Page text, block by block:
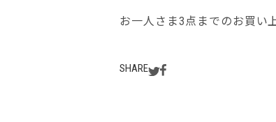
お一人さま3点までのお買い
SHARE